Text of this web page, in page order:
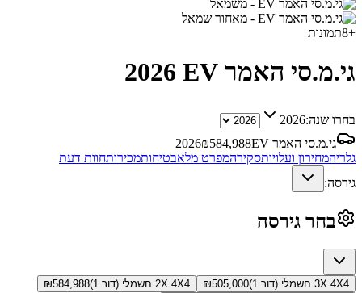
+
8תמונות
גי.מ.סי האמר EV 2026
בחרו שנה:2026
גי.מ.סי האמר EV
2026₪584,988
גלריהמחירון ועלויותסקירהמפרט מלאבטיחותמכירותחוות דעת
גירסה:
בחר גירסה
3X 4X4 חשמלי (דור 1) ₪505,000 2X 4X4 חשמלי (דור 1) ₪584,988